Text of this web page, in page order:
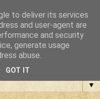
▼
to deliver its services
and user-agent are
and security
generate usage
abuse.
GOT IT